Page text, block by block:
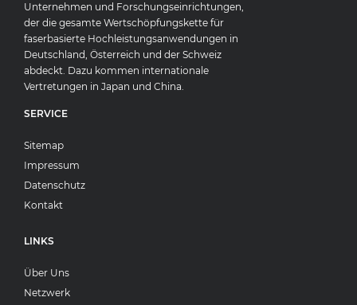
Unternehmen und Forschungseinrichtungen,
der die gesamte Wertschöpfungskette für
faserbasierte Hochleistungsanwendungen in
Deutschland, Österreich und der Schweiz
abdeckt. Dazu kommen internationale
Vertretungen in Japan und China.
SERVICE
Sitemap
Impressum
Datenschutz
Kontakt
LINKS
Über Uns
Netzwerk